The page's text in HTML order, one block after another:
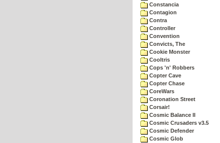
Constancia
Contagion
Contra
Controller
Convention
Convicts, The
Cookie Monster
Cooltris
Cops 'n' Robbers
Copter Cave
Copter Chase
CoreWars
Coronation Street
Corsair!
Cosmic Balance II
Cosmic Crusaders v3.5
Cosmic Defender
Cosmic Glob